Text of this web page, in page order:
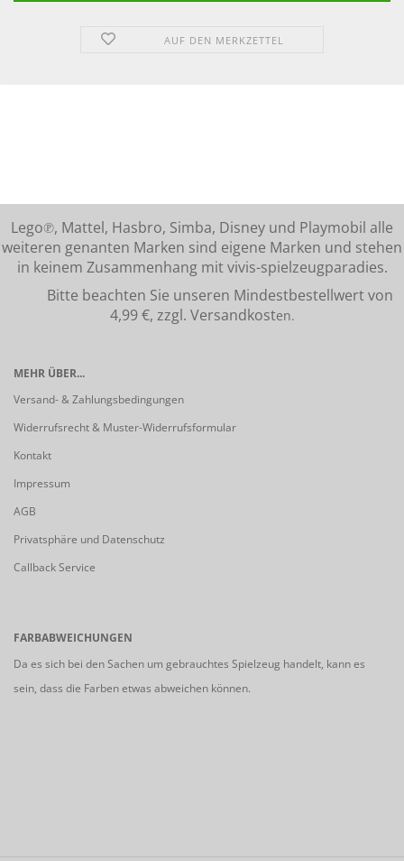
AUF DEN MERKZETTEL
Lego℗, Mattel, Hasbro, Simba, Disney und Playmobil alle
weiteren genanten Marken sind eigene Marken und stehen
in keinem Zusammenhang mit vivis-spielzeugparadies.
Bitte beachten Sie unseren Mindestbestellwert von
4,99 €, zzgl. Versandkosten.
MEHR ÜBER...
Versand- & Zahlungsbedingungen
Widerrufsrecht & Muster-Widerrufsformular
Kontakt
Impressum
AGB
Privatsphäre und Datenschutz
Callback Service
FARBABWEICHUNGEN
Da es sich bei den Sachen um gebrauchtes Spielzeug handelt, kann es
sein, dass die Farben etwas abweichen können.